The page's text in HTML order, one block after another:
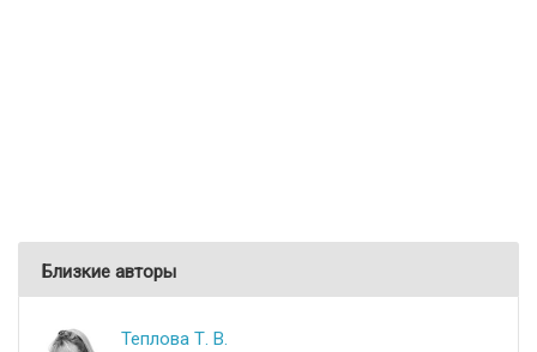
Близкие авторы
Теплова Т. В.